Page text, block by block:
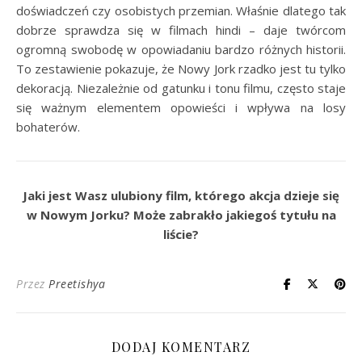
doświadczeń czy osobistych przemian. Właśnie dlatego tak
dobrze sprawdza się w filmach hindi – daje twórcom
ogromną swobodę w opowiadaniu bardzo różnych historii.
To zestawienie pokazuje, że Nowy Jork rzadko jest tu tylko
dekoracją. Niezależnie od gatunku i tonu filmu, często staje
się ważnym elementem opowieści i wpływa na losy
bohaterów.
Jaki jest Wasz ulubiony film, którego akcja dzieje się
w Nowym Jorku? Może zabrakło jakiegoś tytułu na
liście?
Przez Preetishya
DODAJ KOMENTARZ